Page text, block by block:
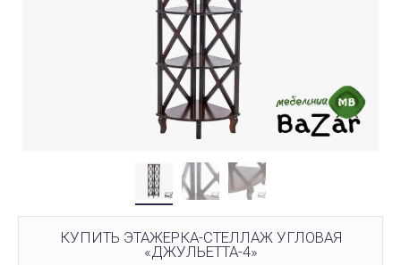
КУПИТЬ ЭТАЖЕРКА-СТЕЛЛАЖ УГЛОВАЯ
«ДЖУЛЬЕТТА-4»